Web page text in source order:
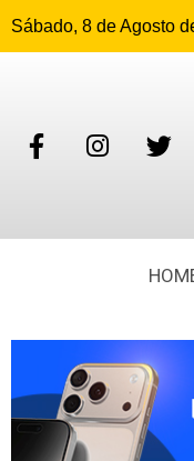
Sábado, 8 de Agosto